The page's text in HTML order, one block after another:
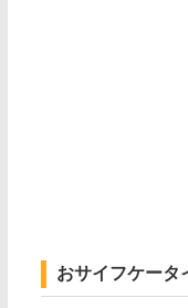
おサイフケータ